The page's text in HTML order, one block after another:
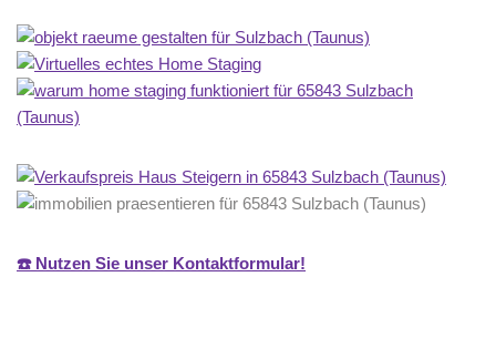
☎️ Nutzen Sie unser Kontaktformular!